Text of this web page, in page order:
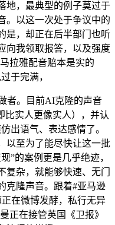
地，最典型的例子莫过于
。以这一次处于争议中的
是，却正在后半部门也听
向我领取报答，以及强度
拉雅配音赔本是实的
于完满，
。目前AI克隆的声音
比实人更像实人），并认
出语气、表达感情了。
以至为了能尽快让这一批
”的案例更是几乎绝迹，
杂，就能够快速、无门
克隆声音。跟着#亚马逊
在微博发酵，私行无异
正在接管英国《卫报》